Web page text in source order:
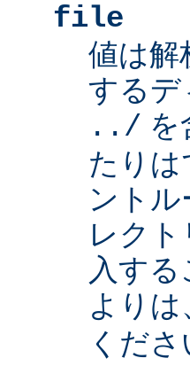
file
値は解
するデ
../ を
たり
ント
レク
入す
よりは
くださ